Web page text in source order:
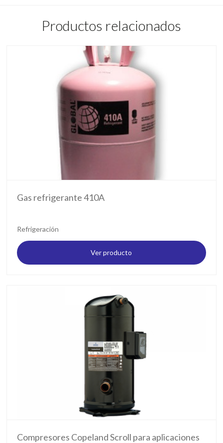
Productos relacionados
Gas refrigerante 410A
Refrigeración
Ver producto
Compresores Copeland Scroll para aplicaciones